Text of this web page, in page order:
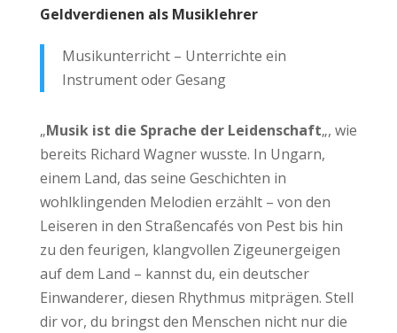
Geldverdienen als Musiklehrer
Musikunterricht – Unterrichte ein
Instrument oder Gesang
„Musik ist die Sprache der Leidenschaft„, wie
bereits Richard Wagner wusste. In Ungarn,
einem Land, das seine Geschichten in
wohlklingenden Melodien erzählt – von den
Leiseren in den Straßencafés von Pest bis hin
zu den feurigen, klangvollen Zigeunergeigen
auf dem Land – kannst du, ein deutscher
Einwanderer, diesen Rhythmus mitprägen. Stell
dir vor, du bringst den Menschen nicht nur die